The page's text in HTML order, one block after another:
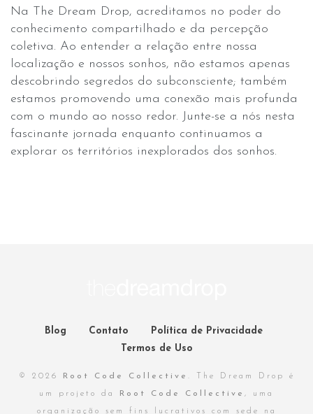
Na The Dream Drop, acreditamos no poder do
conhecimento compartilhado e da percepção
coletiva. Ao entender a relação entre nossa
localização e nossos sonhos, não estamos apenas
descobrindo segredos do subconsciente; também
estamos promovendo uma conexão mais profunda
com o mundo ao nosso redor. Junte-se a nós nesta
fascinante jornada enquanto continuamos a
explorar os territórios inexplorados dos sonhos.
Blog Contato
Política de Privacidade
Termos de Uso
© 2026 Root Code Collective . The Dream Drop é
um projeto da Root Code Collective , uma
organização sem fins lucrativos com sede na